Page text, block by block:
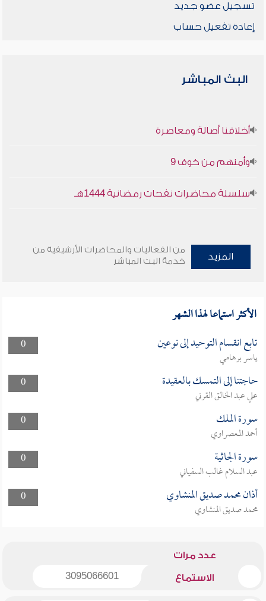
تسجيل عضو جديد
إعادة تفعيل حساب
البث المباشر
أخلاقنا أصالة ومعاصرة
وأمنهم من خوف 9
سلسلة محاضرات نفحات رمضانية 1444هـ
المزيد
من الفعاليات والمحاضرات الأرشيفية من
خدمة البث المباشر
الأكثر استماعا لهذا الشهر
0 تابع انقسام التوحيد إلى نوعين
ياسر برهامي
0
حاجتنا إلى التمسك بالعقيدة
علي عبد الخالق القرني
0
سورة الملك
أحمد المعصراوي
0
سورة الجاثية
عبد السلام غالب السفياني
0
أذان محمد صديق المنشاوي
محمد صديق المنشاوي
عدد مرات
الاستماع 3095066601